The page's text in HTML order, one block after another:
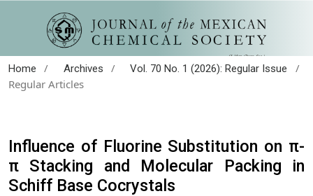
Home / Archives / Vol. 70 No. 1 (2026): Regular Issue
/
Regular Articles
Influence of Fluorine Substitution on π-
π Stacking and Molecular Packing in
Schiff Base Cocrystals